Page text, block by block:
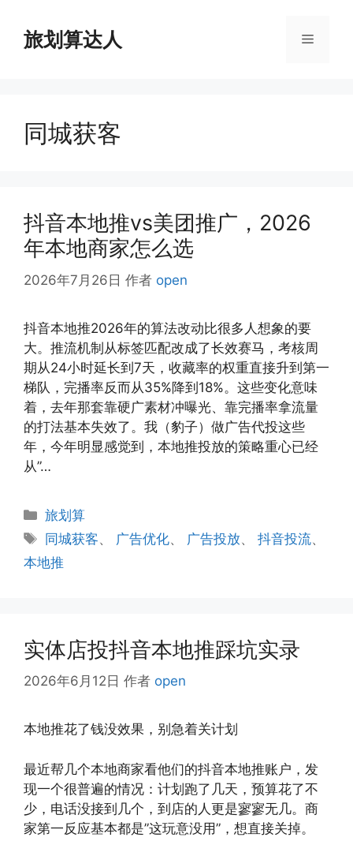
旅划算达人 菜
同城获客
抖音本地推vs美团推广，2026
年本地商家怎么选
2026年7月26日 作者 open
抖音本地推2026年的算法改动比很多人想象的要
大。推流机制从标签匹配改成了长效赛马，考核周
期从24小时延长到7天，收藏率的权重直接升到第一
梯队，完播率反而从35%降到18%。这些变化意味
着，去年那套靠硬广素材冲曝光、靠完播率拿流量
的打法基本失效了。我（豹子）做广告代投这些
年，今年明显感觉到，本地推投放的策略重心已经
从”…
分
类
旅划算
标
签
同城获客、 广告优化、 广告投放、抖音投流、
本地推
实体店投抖音本地推踩坑实录
2026年6月12日 作者 open
本地推花了钱没效果，别急着关计划
最近帮几个本地商家看他们的抖音本地推账户，发
现一个很普遍的情况：计划跑了几天，预算花了不
少，电话没接到几个，到店的人更是寥寥无几。商
家第一反应基本都是”这玩意没用”，想直接关掉。